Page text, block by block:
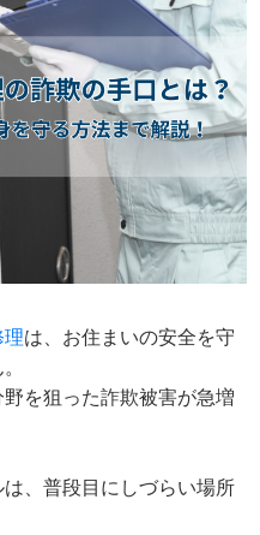
理は、お住まいの安全を守
を狙った詐欺被害が急増
、普段目にしづらい場所